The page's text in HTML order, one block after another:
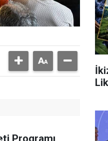
Programı,